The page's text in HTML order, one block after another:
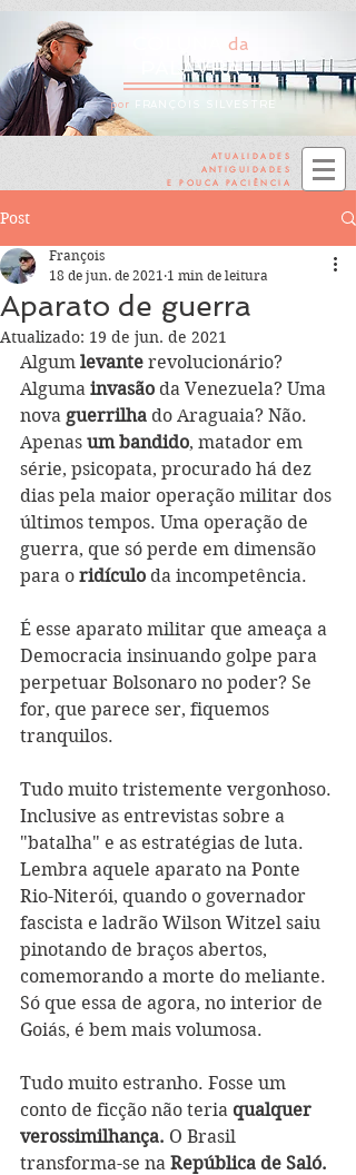
da
PALAVRA
por FRANÇOIS SILVESTRE
ATUALIDADES
ANTIGUIDADES
E POUCA PACIÊNCIA
Post
Aparato de guerra
François
18 de jun. de 2021 1 min de leitura
Atualizado: 19 de jun. de 2021
Algum levante revolucionário?
Alguma invasão da Venezuela? Uma
nova guerrilha do Araguaia? Não.
Apenas um bandido, matador em
série, psicopata, procurado há dez
dias pela maior operação militar dos
últimos tempos. Uma operação de
guerra, que só perde em dimensão
para o ridículo da incompetência.
É esse aparato militar que ameaça a
Democracia insinuando golpe para
perpetuar Bolsonaro no poder? Se
for, que parece ser, fiquemos
tranquilos.
Tudo muito tristemente vergonhoso.
Inclusive as entrevistas sobre a
"batalha" e as estratégias de luta.
Lembra aquele aparato na Ponte
Rio-Niterói, quando o governador
fascista e ladrão Wilson Witzel saiu
pinotando de braços abertos,
comemorando a morte do meliante.
Só que essa de agora, no interior de
Goiás, é bem mais volumosa.
Tudo muito estranho. Fosse um
conto de ficção não teria qualquer
verossimilhança. O Brasil
transforma-se na República de Saló.